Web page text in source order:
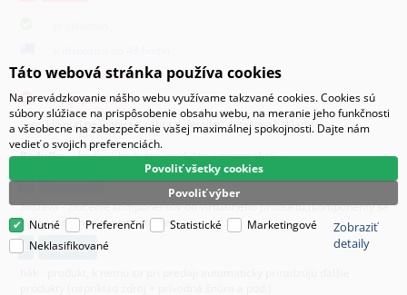
čiastočne skladom
na objednávku
po kliknutí na ikony sa zobrazí detailný dotazovač skladu
Body/ks - bodová hodnota produktu v promoakcii;
v
varianty
zostava - zlúčenie komponentov do virtuálneho produktu,(komponenty sa
môžu predávať aj samostatne)
licence
Táto webová stránka používa cookies
Na prevádzkovanie nášho webu využívame takzvané cookies. Cookies sú
súbory slúžiace na prispôsobenie obsahu webu, na meranie jeho funkčnosti
a všeobecne na zabezpečenie vašej maximálnej spokojnosti. Dajte nám
vedieť o svojich preferenciách.
Povoliť výber
Povoliť všetky cookies
Nutné Preferenční Statistické
Marketingové
Neklasifikované
Zobraziť
detaily